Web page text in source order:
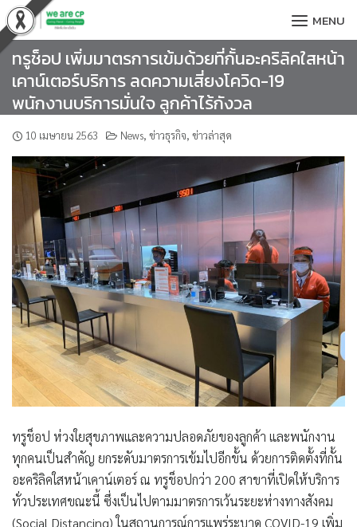
Skip
to
content
MENU
ทรูช็อป เพิ่มมาตรการเข้มด้วยที่กั้นอะคริลิคใสหน้า
เคาน์เตอร์บริการ ลดความเสี่ยงโควิด-19
พนักงานบริการมั่นใจ ลูกค้าไร้กังวล
10 เมษายน 2563 News, ข่าวธุรกิจ, ข่าวล่าสุด
ทรูช็อป ห่วงใยสุขภาพและความปลอดภัยของลูกค้า และพนักงาน
ทุกคนเป็นสำคัญ ยกระดับมาตรการเข้มไปอีกขั้น ด้วยการติดตั้งที่กั้น
อะคริลิคใสหน้าเคาน์เตอร์ ณ ทรูช็อปกว่า 200 สาขาที่เปิดให้บริการ
ทั่วประเทศขณะนี้ ซึ่งเป็นไปตามมาตรการเว้นระยะห่างทางสังคม
(Social Distancing) ในสถานการณ์การแพร่ระบาด COVID-19 เพิ่ม